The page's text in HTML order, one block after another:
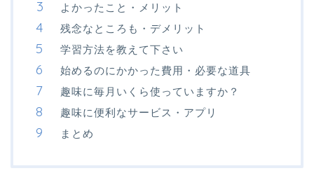
よかったこと・メリット
残念なところも・デメリット
学習方法を教えて下さい
始めるのにかかった費用・必要な道具
趣味に毎月いくら使っていますか？
趣味に便利なサービス・アプリ
まとめ